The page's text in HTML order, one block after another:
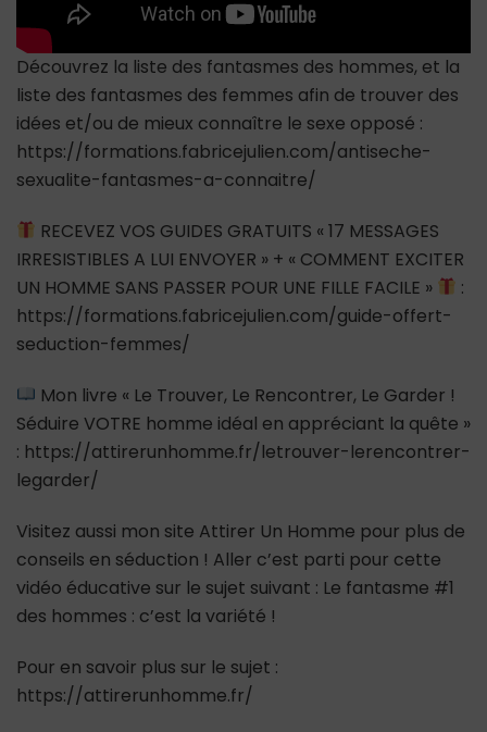
Découvrez la liste des fantasmes des hommes, et la
liste des fantasmes des femmes afin de trouver des
idées et/ou de mieux connaître le sexe opposé :
https://formations.fabricejulien.com/antiseche-
sexualite-fantasmes-a-connaitre/
RECEVEZ VOS GUIDES GRATUITS « 17 MESSAGES
IRRESISTIBLES A LUI ENVOYER » + « COMMENT EXCITER
UN HOMME SANS PASSER POUR UNE FILLE FACILE »
:
https://formations.fabricejulien.com/guide-offert-
seduction-femmes/
Mon livre « Le Trouver, Le Rencontrer, Le Garder !
Séduire VOTRE homme idéal en appréciant la quête »
: https://attirerunhomme.fr/letrouver-lerencontrer-
legarder/
Visitez aussi mon site Attirer Un Homme pour plus de
conseils en séduction ! Aller c’est parti pour cette
vidéo éducative sur le sujet suivant : Le fantasme #1
des hommes : c’est la variété !
Pour en savoir plus sur le sujet :
https://attirerunhomme.fr/